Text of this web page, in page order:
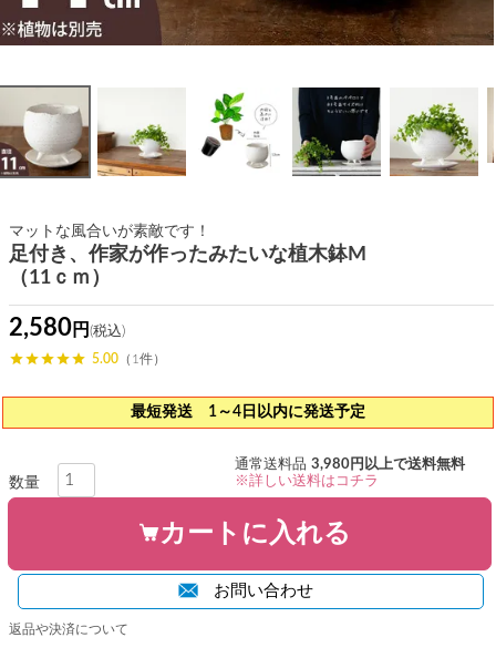
マットな風合いが素敵です！
足付き、作家が作ったみたいな植木鉢M
（11ｃｍ）
2,580
5.00 （1件）
最短発送 1～4日以内に発送予定
通常送料品 3,980円以上で送料無料
※詳しい送料はコチラ
カートに入れる
お問い合わせ
返品や決済について